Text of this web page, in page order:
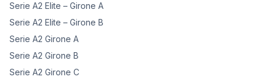
Serie A2 Elite – Girone A
Serie A2 Elite – Girone B
Serie A2 Girone A
Serie A2 Girone B
Serie A2 Girone C